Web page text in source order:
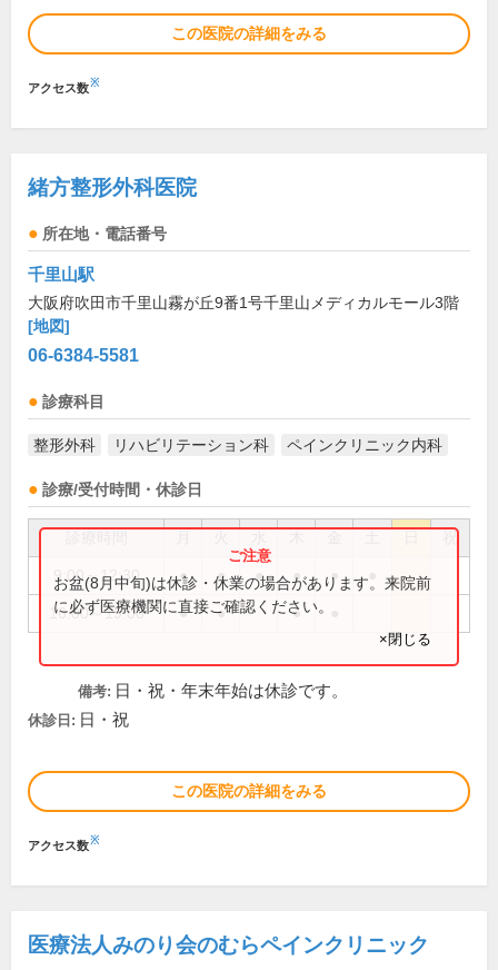
この医院の詳細をみる
アクセス数※
緒方整形外科医院
所在地・電話番号
千里山駅
大阪府吹田市千里山霧が丘9番1号千里山メディカルモール3階
[地図]
06-6384-5581
診療科目
整形外科 リハビリテーション科 ペインクリニック内科
診療/受付時間・休診日
祝
9:00～12:30 ● ● ● ● ●
16:00～19:00 ● ● ●
お盆(8月中旬)は休診・休業の場合があります。来院前
に必ず医療機関に直接ご確認ください。
×閉じる
備考: 日・祝・年末年始は休診です。
休診日: 日・祝
この医院の詳細をみる
アクセス数※
医療法人みのり会のむらペインクリニック